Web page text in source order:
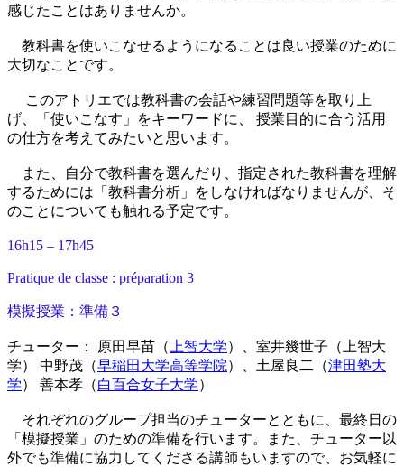
感じたことはありませんか。
教科書を使いこなせるようになることは良い授業のために
大切なことです。
このアトリエでは教科書の会話や練習問題等を取り上
げ、「使いこなす」をキーワードに、 授業目的に合う活用
の仕方を考えてみたいと思います。
また、自分で教科書を選んだり、指定された教科書を理解
するためには「教科書分析」をしなければなりませんが、そ
のことについても触れる予定です。
16h15 – 17h45
Pratique de classe : préparation 3
模擬授業：準備３
チューター： 原田早苗（ 上智大学）、室井幾世子（上智大
学） 中野茂（早稲田大学高等学院）、土屋良二（津田塾大
学） 善本孝（白百合女子大学）
それぞれのグループ担当のチューターとともに、最終日の
「模擬授業」のための準備を行います。また、チューター以
外でも準備に協力してくださる講師もいますので、お気軽に